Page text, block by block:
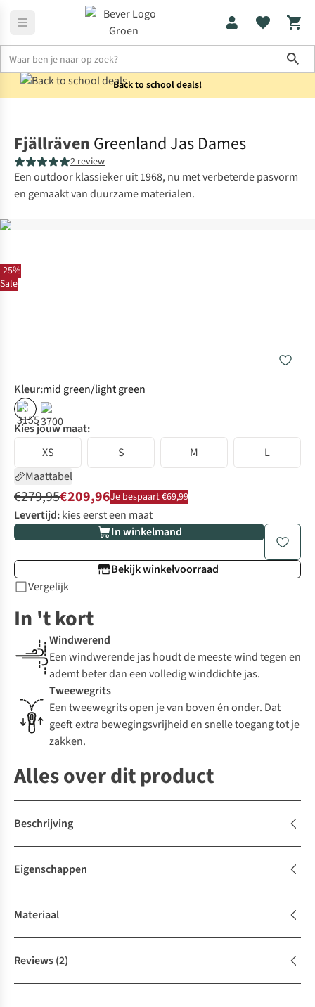
Back to schooldeals!
-25%
Sale
Fjällräven Greenland Jas Dames
2 review
Een outdoor klassieker uit 1968, nu met verbeterde pasvorm
en gemaakt van duurzame materialen.
Kleur:mid green/light green
%
Kies jouw maat:
XS
S M
L
Maattabel
€279,95€209,96Je bespaart €69,99
Levertijd:kies eerst een maat
In winkelmand
Bekijk winkelvoorraad
Vergelijk
In 't kort
Windwerend
Een windwerende jas houdt de meeste wind tegen en
ademt beter dan een volledig winddichte jas.
Tweewegrits
Een tweewegrits open je van boven én onder. Dat
geeft extra bewegingsvrijheid en snelle toegang tot je
zakken.
Alles over dit product
Beschrijving
Eigenschappen
Materiaal
Reviews(2)